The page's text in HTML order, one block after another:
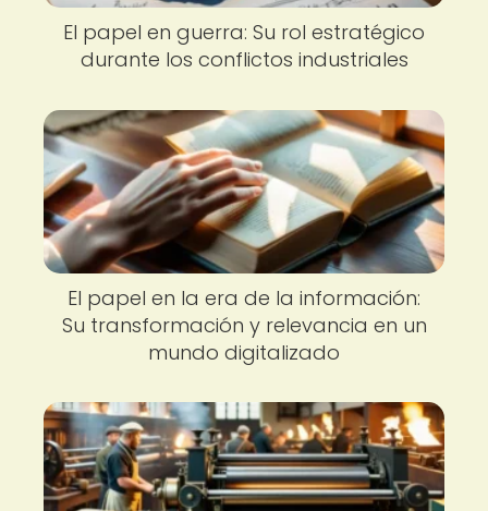
El papel en guerra: Su rol estratégico
durante los conflictos industriales
El papel en la era de la información:
Su transformación y relevancia en un
mundo digitalizado